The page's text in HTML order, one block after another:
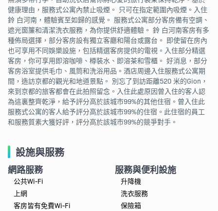
健康理由，服務式公寓內禁止吸煙。 只可在指定範圍內吸煙。入住
鈴 白河南，體驗賓至如歸的感覺。 服務式公寓部分客房備有空調、
遮光窗簾和清潔洗衣服務，為你提供舒適體驗。 鈴 白河南客房有多
種佈局選擇，部分客房設有獨立客廳和陽台或露台。 即使留在房內
也可享用不同娛樂設施，包括精選客房提供的電視。入住部分精選
客房，你可享用即溶咖啡、樽裝水、即溶茶和雪櫃。 好消息，部分
客房浴室提供毛巾、風筒和洗浴用品。酒店周邊入住服務式公寓期
間，造訪京都的觀光和地道景點。 別忘了到訪距離520 米的Gion，
來到京都的旅客都會在此拍照留念。入住此處原因曾入住的客人認
為這裏整齊乾淨，給予評分高於該城市99%的其他住宿。曾入住此
服務式公寓的客人給予評分高於該城市99%的住宿。此住宿的員工
和服務質素大獲好評，評分高於該城市99%的競爭對手。
設施與服務
網路服務
公共Wi-Fi
上網
客房皆有免費Wi-Fi
服務與便利設施
升降機
洗衣服務
保險箱